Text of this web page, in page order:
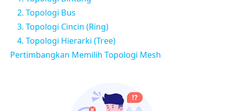
2. Topologi Bus
3. Topologi Cincin (Ring)
4. Topologi Hierarki (Tree)
Pertimbangkan Memilih Topologi Mesh